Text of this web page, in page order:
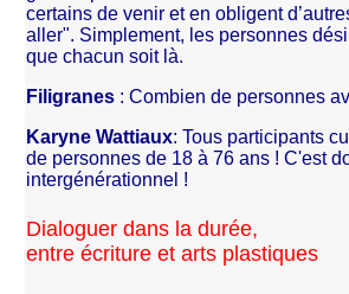
certains de venir et en obligent
aller". Simplement, les personnes
que chacun soit là.
Filigranes : Combien de personnes
Karyne Wattiaux: Tous participants
de personnes de 18 à 76 ans ! C'est
intergénérationnel !
Dialoguer dans la durée,
entre écriture et arts plastiques